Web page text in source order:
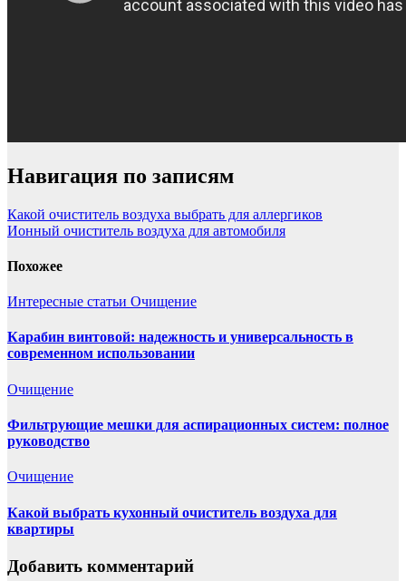
Навигация по записям
Какой очиститель воздуха выбрать для аллергиков
Ионный очиститель воздуха для автомобиля
Похожее
Интересные статьи Очищение
Карабин винтовой: надежность и универсальность в
современном использовании
Очищение
Фильтрующие мешки для аспирационных систем: полное
руководство
Очищение
Какой выбрать кухонный очиститель воздуха для
квартиры
Добавить комментарий